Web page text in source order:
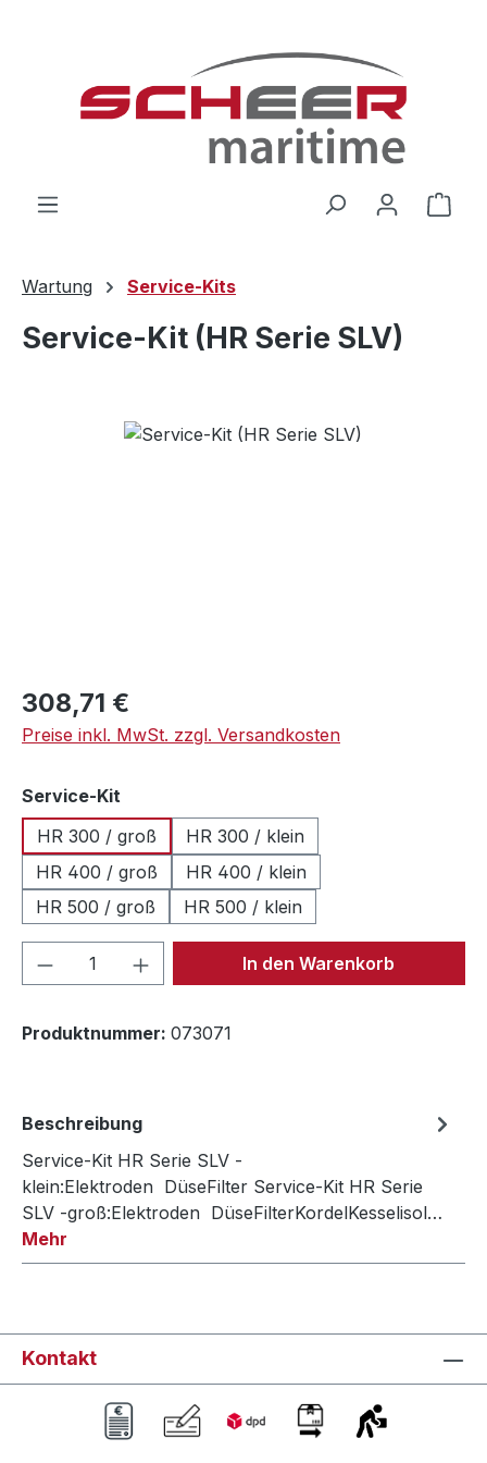
Wartung Service-Kits
Service-Kit (HR Serie SLV)
Bildergalerie überspringen
Regulärer Preis:
308,71 €
Preise inkl. MwSt. zzgl. Versandkosten
Service-Kit
HR 300 / groß
HR 300 / klein
HR 400 / groß
HR 400 / klein
HR 500 / groß
HR 500 / klein
Produkt Anzahl: Gib denIn den Warenkorb
Produktnummer: 073071
Beschreibung
Service-Kit HR Serie SLV -
klein:Elektroden DüseFilter Service-Kit HR Serie
SLV -groß:Elektroden DüseFilterKordelKesselisol…
Mehr
Kontakt